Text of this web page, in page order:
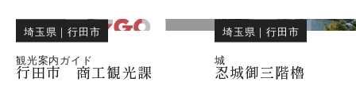
埼玉県 ｜行田市
観光案内ガイド
行田市 商工観光課
埼玉県 ｜行田市
城
忍城御三階櫓